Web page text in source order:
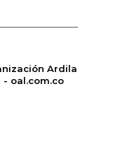
Ardila
- oal.com.co